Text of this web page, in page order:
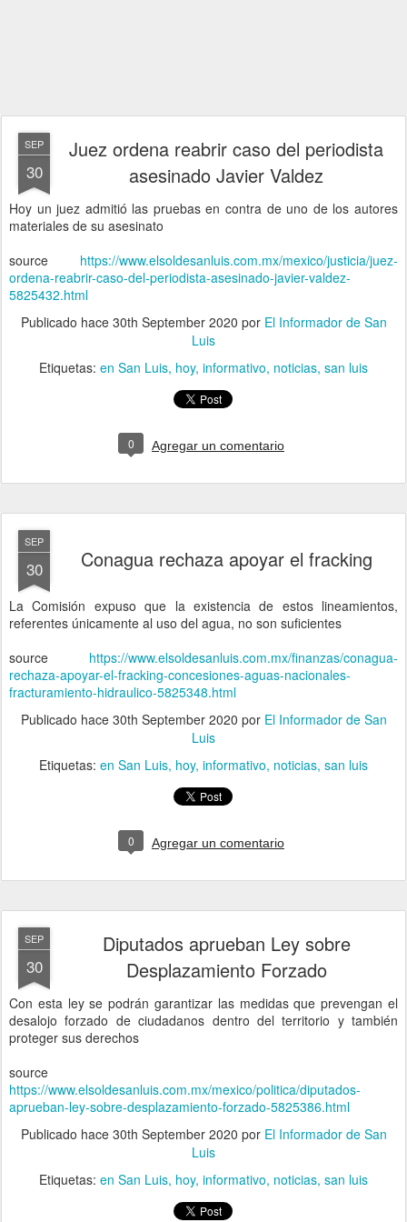
SEP
30
Juez ordena reabrir caso del periodista
asesinado Javier Valdez
Hoy un juez admitió las pruebas en contra de uno de los autores
materiales de su asesinato
source https://www.elsoldesanluis.com.mx/mexico/justicia/juez-
ordena-reabrir-caso-del-periodista-asesinado-javier-valdez-
5825432.html
Publicado hace 30th September 2020 por El Informador de San
Luis
Etiquetas: en San Luis hoy informativo noticias san luis
0 Agregar un comentario
SEP
30 Conagua rechaza apoyar el fracking
La Comisión expuso que la existencia de estos lineamientos,
referentes únicamente al uso del agua, no son suficientes
source https://www.elsoldesanluis.com.mx/finanzas/conagua-
rechaza-apoyar-el-fracking-concesiones-aguas-nacionales-
fracturamiento-hidraulico-5825348.html
Publicado hace 30th September 2020 por El Informador de San
Luis
Etiquetas: en San Luis hoy informativo noticias san luis
0 Agregar un comentario
SEP
30
Diputados aprueban Ley sobre
Desplazamiento Forzado
Con esta ley se podrán garantizar las medidas que prevengan el
desalojo forzado de ciudadanos dentro del territorio y también
proteger sus derechos
source
https://www.elsoldesanluis.com.mx/mexico/politica/diputados-
aprueban-ley-sobre-desplazamiento-forzado-5825386.html
Publicado hace 30th September 2020 por El Informador de San
Luis
Etiquetas: en San Luis hoy informativo noticias san luis